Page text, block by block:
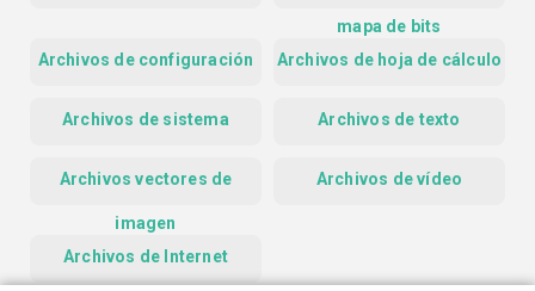
mapa de bits
Archivos de configuración
Archivos de hoja de cálculo
Archivos de sistema Archivos de texto
Archivos vectores de
imagen
Archivos de vídeo
Archivos de Internet